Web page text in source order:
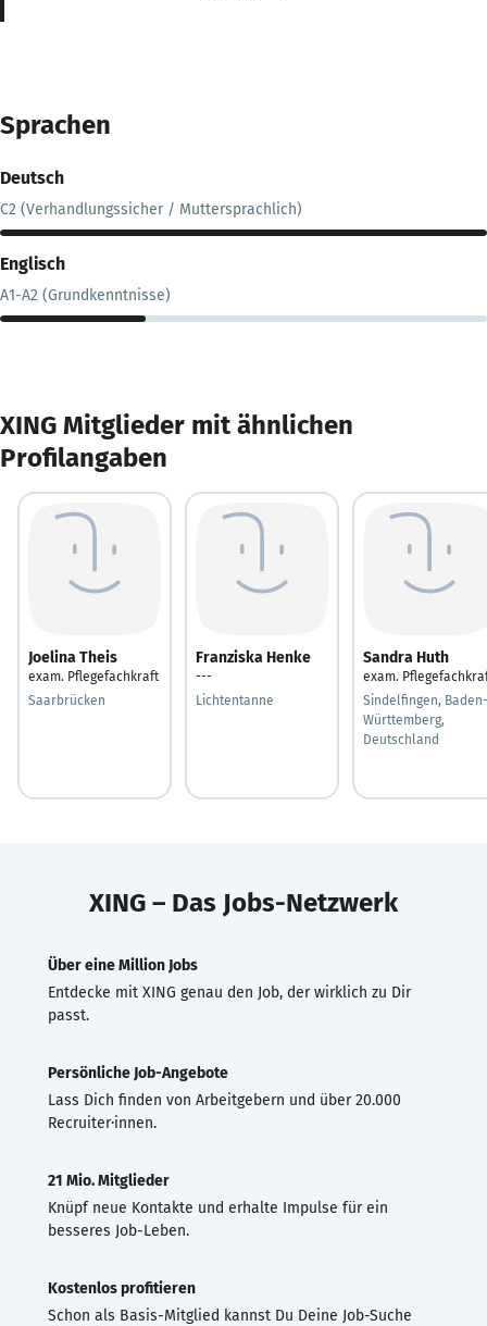
Sprachen
Deutsch
C2 (Verhandlungssicher / Muttersprachlich)
Englisch
A1-A2 (Grundkenntnisse)
XING Mitglieder mit ähnlichen
Profilangaben
Joelina Theis
exam. Pflegefachkraft
Saarbrücken
Franziska Henke
---
Lichtentanne
Sandra Huth
exam.
Sindelfingen, Baden-
Württemberg,
Deutschland
XING – Das Jobs-Netzwerk
Über eine Million Jobs
Entdecke mit XING genau den Job, der wirklich zu Dir
passt.
Persönliche Job-Angebote
Lass Dich finden von Arbeitgebern und über 20.000
Recruiter·innen.
21 Mio. Mitglieder
Knüpf neue Kontakte und erhalte Impulse für ein
besseres Job-Leben.
Kostenlos profitieren
Schon als Basis-Mitglied kannst Du Deine Job-Suche